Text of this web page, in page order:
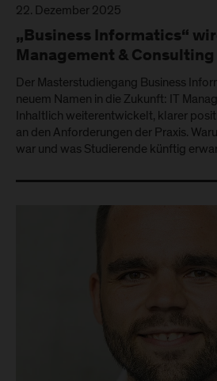
22. Dezember 2025
„Business Informatics“
Management & Consulting
Der Masterstudiengang Business
neuem Namen in die Zukunft: IT
Inhaltlich weiterentwickelt, klarer
an den Anforderungen der Praxis.
war und was Studierende künftig